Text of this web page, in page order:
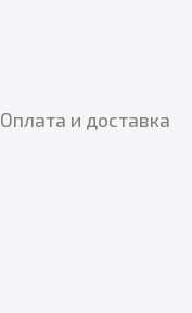
Оплата и доставка